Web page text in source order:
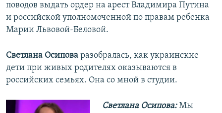
поводов выдать ордер на арест Владимира Путина
и российской уполномоченной по правам ребенка
Марии Львовой-Беловой.
Светлана Осипова разобралась, как украинские
дети при живых родителях оказываются в
российских семьях. Она со мной в студии.
Светлана Осипова:Мы